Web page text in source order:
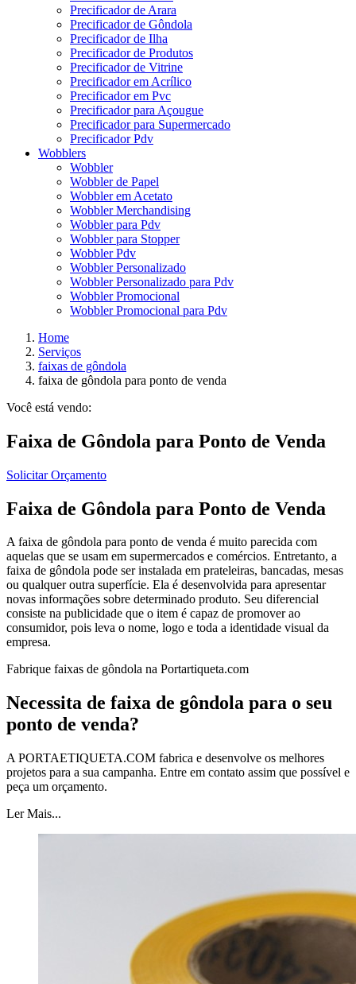
Precificador de Arara
Precificador de Gôndola
Precificador de Ilha
Precificador de Produtos
Precificador de Vitrine
Precificador em Acrílico
Precificador em Pvc
Precificador para Açougue
Precificador para Supermercado
Precificador Pdv
Wobblers
Wobbler
Wobbler de Papel
Wobbler em Acetato
Wobbler Merchandising
Wobbler para Pdv
Wobbler para Stopper
Wobbler Pdv
Wobbler Personalizado
Wobbler Personalizado para Pdv
Wobbler Promocional
Wobbler Promocional para Pdv
Home
Serviços
faixas de gôndola
faixa de gôndola para ponto de venda
Você está vendo:
Faixa de Gôndola para Ponto de Venda
Solicitar Orçamento
Faixa de Gôndola para Ponto de Venda
A faixa de gôndola para ponto de venda é muito parecida com
aquelas que se usam em supermercados e comércios. Entretanto, a
faixa de gôndola pode ser instalada em prateleiras, bancadas, mesas
ou qualquer outra superfície. Ela é desenvolvida para apresentar
novas informações sobre determinado produto. Seu diferencial
consiste na publicidade que o item é capaz de promover ao
consumidor, pois leva o nome, logo e toda a identidade visual da
empresa.
Fabrique faixas de gôndola na Portartiqueta.com
Necessita de faixa de gôndola para o seu
ponto de venda?
A PORTAETIQUETA.COM fabrica e desenvolve os melhores
projetos para a sua campanha. Entre em contato assim que possível e
peça um orçamento.
Ler Mais...